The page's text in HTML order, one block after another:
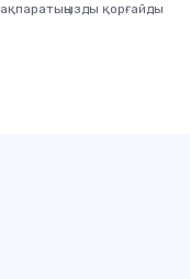
ақпаратыңызды қорғайды